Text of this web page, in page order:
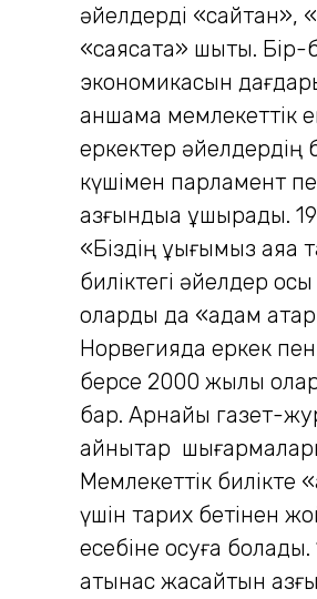
әйелдерді «сайтан»,
«саясатқа» шықты.
экономикасын
қаншама мемлекеттік
еркектер әйелдердің
күшімен парламент
азғындыққа ұшырады.
«Біздің құқығымыз
биліктегі әйелдер
оларды да «адам
Норвегияда еркек
берсе 2000 жылы
бар. Арнайы газет-
айнытар
Мемлекеттік билікте
үшін тарих бетінен
есебіне қосуға
қатынас жасайтын